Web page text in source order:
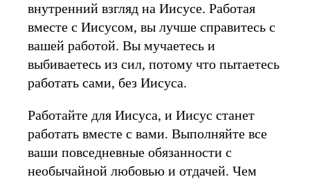
внутренний взгляд на Иисусе. Работая
вместе с Иисусом, вы лучше справитесь с
вашей работой. Вы мучаетесь и
выбиваетесь из сил, потому что пытаетесь
работать сами, без Иисуса.
Работайте для Иисуса, и Иисус станет
работать вместе с вами. Выполняйте все
ваши повседневные обязанности с
необычайной любовью и отдачей. Чем